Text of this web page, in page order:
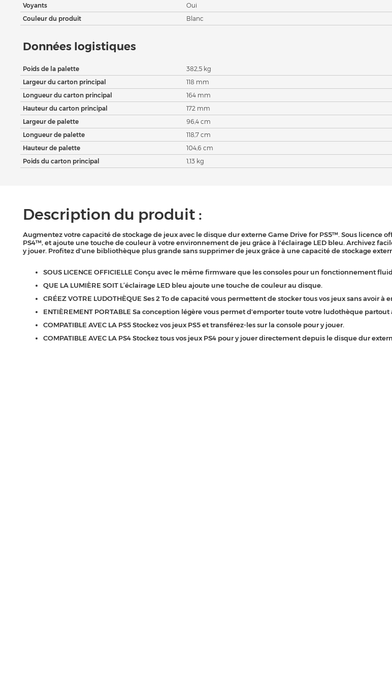
Voyants
Oui
Couleur du produit
Blanc
Données logistiques
Poids de la palette
382,5 kg
Largeur du carton principal
118 mm
Longueur du carton principal
164 mm
Hauteur du carton principal
172 mm
Largeur de palette
96,4 cm
Longueur de palette
118,7 cm
Hauteur de palette
104,6 cm
Poids du carton principal
1,13 kg
Description du produit :
Augmentez votre capacité de stockage de jeux avec le disque dur externe Game Drive for PS5™. Sous
PS4™, et ajoute une touche de couleur à votre environnement de jeu grâce à l'éclairage LED bleu. Archivez
y jouer. Profitez d'une bibliothèque plus grande sans supprimer de jeux grâce à une capacité de stockage
SOUS LICENCE OFFICIELLE Conçu avec le même firmware que les consoles pour un fonctionnement
QUE LA LUMIÈRE SOIT L’éclairage LED bleu ajoute une touche de couleur au disque.
CRÉEZ VOTRE LUDOTHÈQUE Ses 2 To de capacité vous permettent de stocker tous vos jeux sans avoir
ENTIÈREMENT PORTABLE Sa conception légère vous permet d'emporter toute votre ludothèque partout
COMPATIBLE AVEC LA PS5 Stockez vos jeux PS5 et transférez-les sur la console pour y jouer.
COMPATIBLE AVEC LA PS4 Stockez tous vos jeux PS4 pour y jouer directement depuis le disque dur